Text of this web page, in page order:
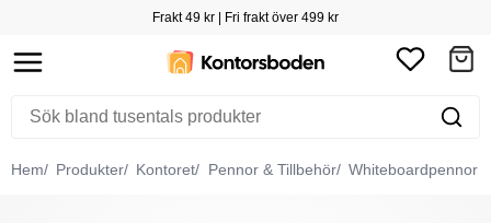
Frakt 49 kr | Fri frakt över 499 kr
Hem Produkter Kontoret Pennor & Tillbehör Whiteboardpennor